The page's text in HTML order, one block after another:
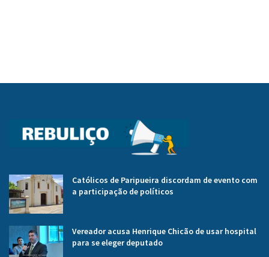
Católicos de Paripueira discordam de evento com
a participação de políticos
Vereador acusa Henrique Chicão de usar hospital
para se eleger deputado